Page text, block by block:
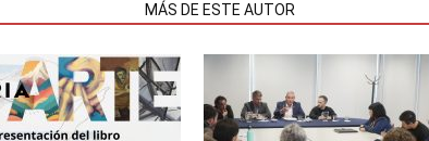
MÁS DE ESTE AUTOR